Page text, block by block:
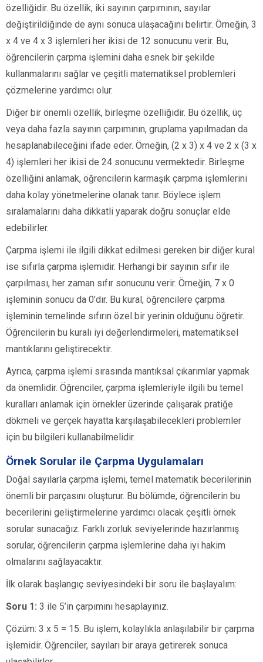
özelliğidir. Bu özellik, iki sayının çarpımının, sayılar
değiştirildiğinde de aynı sonuca ulaşacağını belirtir. Örneğin, 3
x 4 ve 4 x 3 işlemleri her ikisi de 12 sonucunu verir. Bu,
öğrencilerin çarpma işlemini daha esnek bir şekilde
kullanmalarını sağlar ve çeşitli matematiksel problemleri
çözmelerine yardımcı olur.
Diğer bir önemli özellik, birleşme özelliğidir. Bu özellik, üç
veya daha fazla sayının çarpımının, gruplama yapılmadan da
hesaplanabileceğini ifade eder. Örneğin, (2 x 3) x 4 ve 2 x (3 x
4) işlemleri her ikisi de 24 sonucunu vermektedir. Birleşme
özelliğini anlamak, öğrencilerin karmaşık çarpma işlemlerini
daha kolay yönetmelerine olanak tanır. Böylece işlem
sıralamalarını daha dikkatli yaparak doğru sonuçlar elde
edebilirler.
Çarpma işlemi ile ilgili dikkat edilmesi gereken bir diğer kural
ise sıfırla çarpma işlemidir. Herhangi bir sayının sıfır ile
çarpılması, her zaman sıfır sonucunu verir. Örneğin, 7 x 0
işleminin sonucu da 0’dır. Bu kural, öğrencilere çarpma
işleminin temelinde sıfırın özel bir yerinin olduğunu öğretir.
Öğrencilerin bu kuralı iyi değerlendirmeleri, matematiksel
mantıklarını geliştirecektir.
Ayrıca, çarpma işlemi sırasında mantıksal çıkarımlar yapmak
da önemlidir. Öğrenciler, çarpma işlemleriyle ilgili bu temel
kuralları anlamak için örnekler üzerinde çalışarak pratiğe
dökmeli ve gerçek hayatta karşılaşabilecekleri problemler
için bu bilgileri kullanabilmelidir.
Örnek Sorular ile Çarpma Uygulamaları
Doğal sayılarla çarpma işlemi, temel matematik becerilerinin
önemli bir parçasını oluşturur. Bu bölümde, öğrencilerin bu
becerilerini geliştirmelerine yardımcı olacak çeşitli örnek
sorular sunacağız. Farklı zorluk seviyelerinde hazırlanmış
sorular, öğrencilerin çarpma işlemlerine daha iyi hakim
olmalarını sağlayacaktır.
İlk olarak başlangıç seviyesindeki bir soru ile başlayalım:
Soru 1: 3 ile 5’in çarpımını hesaplayınız.
Çözüm: 3 x 5 = 15. Bu işlem, kolaylıkla anlaşılabilir bir çarpma
işlemidir. Öğrenciler, sayıları bir araya getirerek sonuca